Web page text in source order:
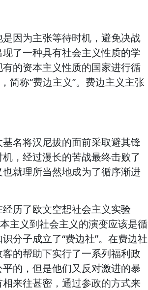
因为主张等待时机，避免决战
了一种具有社会主义性质的学
的资本主义性质的国家进行循
简称“费边主义”。费边主义主张
名将汉尼拔的面前采取避其锋
，经过漫长的苦战最终击败了
就理所当然地成为了循序渐进
历了欧文空想社会主义实验
主义到社会主义的演变应该是循
分子成立了“费边社”。在费边社
的帮助下实行了一系列福利政
的，但是他们又反对激进的暴
来往甚密，通过参政的方式来